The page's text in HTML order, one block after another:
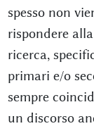
spesso non
rispondere
ricerca,
primari e/o
sempre
un discorso